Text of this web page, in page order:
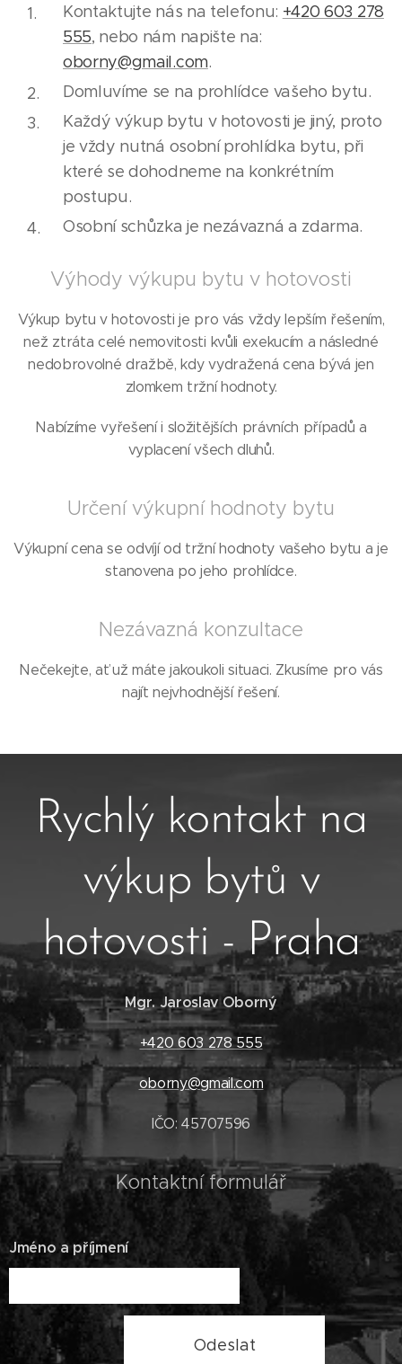
Kontaktujte nás na telefonu: +420 603 278
555, nebo nám napište na:
oborny@gmail.com.
Domluvíme se na prohlídce vašeho bytu.
Každý výkup bytu v hotovosti je jiný, proto
je vždy nutná osobní prohlídka bytu, při
které se dohodneme na konkrétním
postupu.
Osobní schůzka je nezávazná a zdarma.
Výhody výkupu bytu v hotovosti
Výkup bytu v hotovosti je pro vás vždy lepším řešením,
než ztráta celé nemovitosti kvůli exekucím a následné
nedobrovolné dražbě, kdy vydražená cena bývá jen
zlomkem tržní hodnoty.
Nabízíme vyřešení i složitějších právních případů a
vyplacení všech dluhů.
Určení výkupní hodnoty bytu
Výkupní cena se odvíjí od tržní hodnoty vašeho bytu a je
stanovena po jeho prohlídce.
Nezávazná konzultace
Nečekejte, ať už máte jakoukoli situaci. Zkusíme pro vás
najít nejvhodnější řešení.
Rychlý kontakt na
výkup bytů v
hotovosti - Praha
Mgr. Jaroslav Oborný
+420 603 278 555
oborny@gmail.com
IČO: 45707596
Kontaktní formulář
Jméno a příjmení
Odeslat